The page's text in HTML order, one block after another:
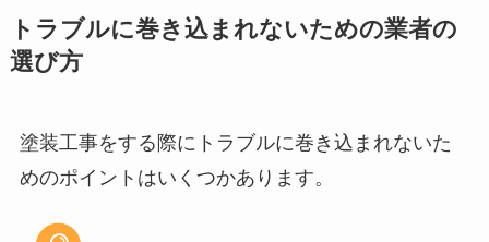
トラブルに巻き込まれないための業者の
選び方
塗装工事をする際にトラブルに巻き込まれないた
めのポイントはいくつかあります。